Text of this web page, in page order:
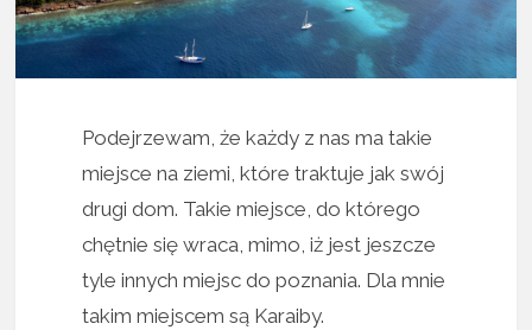
Podejrzewam, że każdy z nas ma takie
miejsce na ziemi, które traktuje jak swój
drugi dom. Takie miejsce, do którego
chętnie się wraca, mimo, iż jest jeszcze
tyle innych miejsc do poznania. Dla mnie
takim miejscem są Karaiby.